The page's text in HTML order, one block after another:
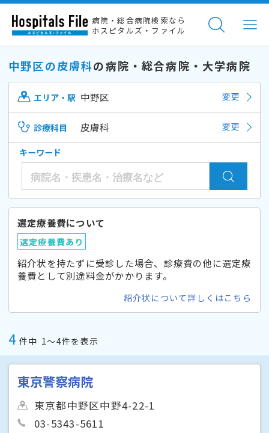
病院・総合病院検索なら
ホスピタルズ・ファイル
中野区の皮膚科の病院・総合病院・大学病院
エリア・駅 中野区 変更
診療科目 皮膚科 変更
キーワード
選定療養費について
選定療養費あり
紹介状を持たずに受診した場合、診療費の他に選定療
養費として別途料金がかかります。
紹介状について詳しくはこちら
4 件中 1〜4件を表示
東京警察病院
東京都中野区中野4-22-1
03-5343-5611